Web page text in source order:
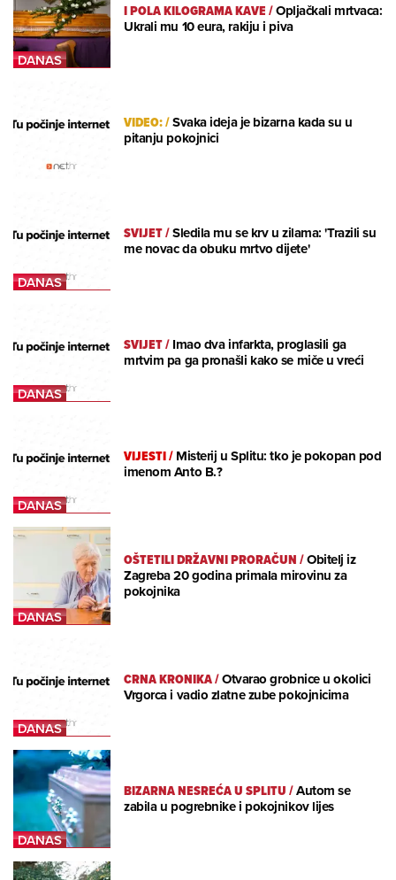
I POLA KILOGRAMA KAVE/Opljačkali mrtvaca:
Ukrali mu 10 eura, rakiju i piva
VIDEO:/Svaka ideja je bizarna kada su u
pitanju pokojnici
SVIJET/Sledila mu se krv u zilama: 'Trazili su
me novac da obuku mrtvo dijete'
SVIJET/Imao dva infarkta, proglasili ga
mrtvim pa ga pronašli kako se miče u vreći
VIJESTI/Misterij u Splitu: tko je pokopan pod
imenom Anto B.?
OŠTETILI DRŽAVNI PRORAČUN/Obitelj iz
Zagreba 20 godina primala mirovinu za
pokojnika
CRNA KRONIKA/Otvarao grobnice u okolici
Vrgorca i vadio zlatne zube pokojnicima
BIZARNA NESREĆA U SPLITU/Autom se
zabila u pogrebnike i pokojnikov lijes